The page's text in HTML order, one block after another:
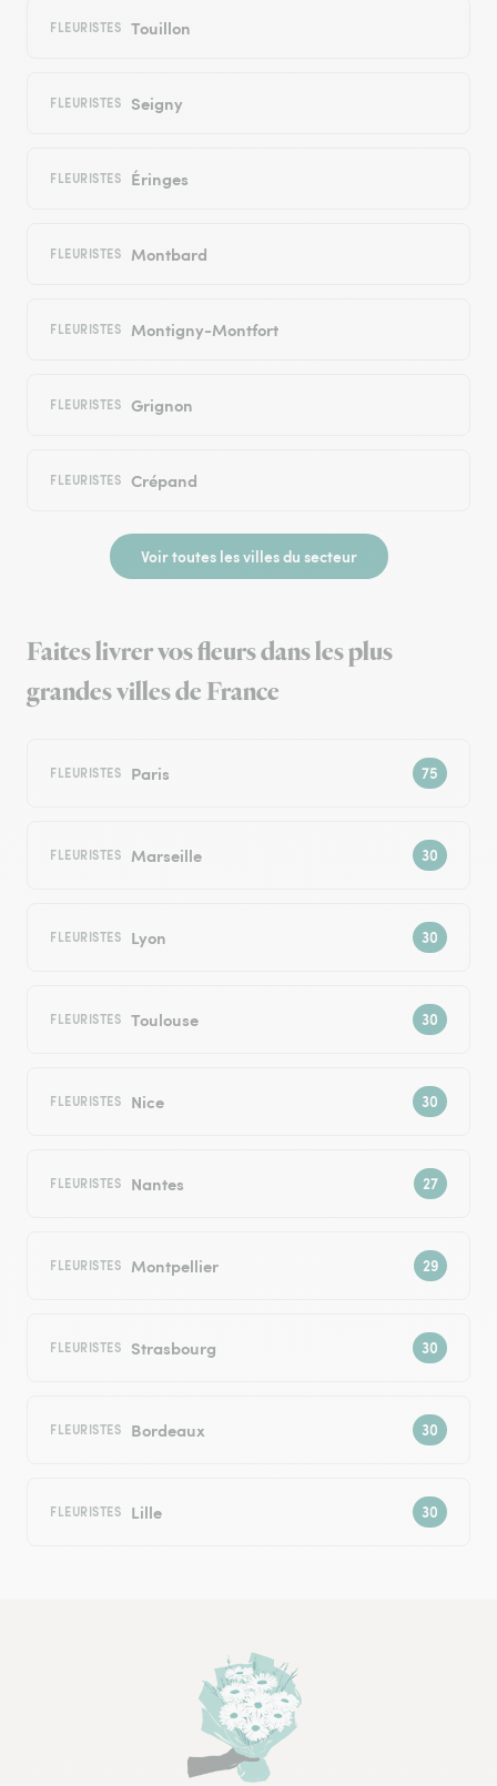
FLEURISTES Touillon
FLEURISTES Seigny
FLEURISTES Éringes
FLEURISTES Montbard
FLEURISTES Montigny-Montfort
FLEURISTES Grignon
FLEURISTES Crépand
Voir toutes les villes du secteur
Faites livrer vos fleurs dans les plus
grandes villes de France
FLEURISTES Paris
FLEURISTES Marseille
FLEURISTES Lyon
FLEURISTES Toulouse
FLEURISTES Nice
FLEURISTES Nantes
FLEURISTES Montpellier
FLEURISTES Strasbourg
FLEURISTES Bordeaux
FLEURISTES Lille